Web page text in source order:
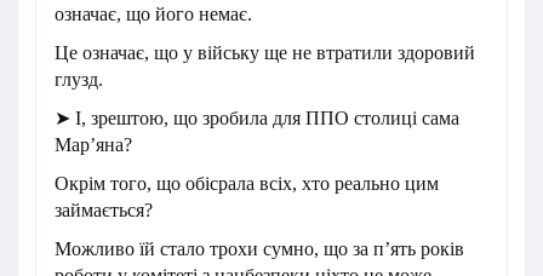
означає, що його немає.
Це означає, що у війську ще не втратили здоровий
глузд.
➤ І, зрештою, що зробила для ППО столиці сама
Марʼяна?
Окрім того, що обісрала всіх, хто реально цим
займається?
Можливо їй стало трохи сумно, що за п’ять років